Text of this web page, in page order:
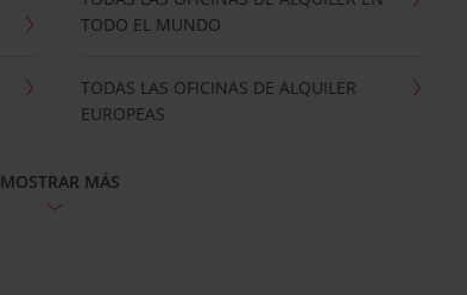
TODO EL MUNDO
TODAS LAS OFICINAS DE ALQUILER
EUROPEAS
MOSTRAR MÁS